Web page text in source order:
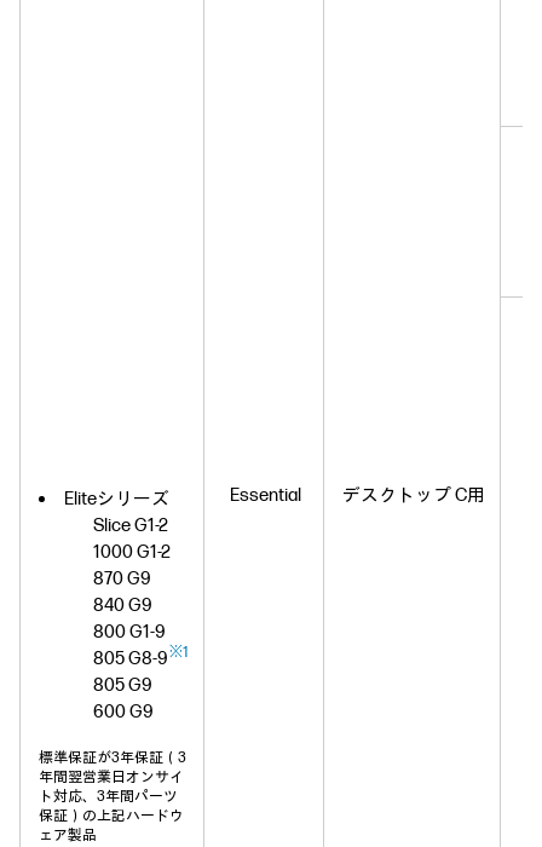
Eliteシリーズ
Slice G1-2
1000 G1-2
870 G9
840 G9
800 G1-9
805 G8-9※1
805 G9
600 G9
標準保証が3年保証（3
年間翌営業日オンサイ
ト対応、3年間パーツ
保証）の上記ハードウ
ェア製品
Essential デスクトップ C用